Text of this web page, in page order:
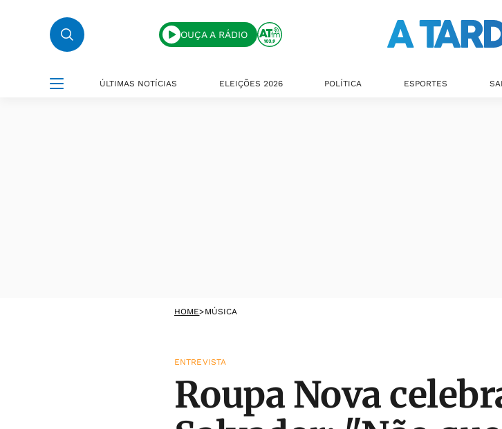
OUÇA A RÁDIO
ÚLTIMAS NOTÍCIAS ELEIÇÕES 2026 POLÍTICA ESPORTES
HOME>MÚSICA
ENTREVISTA
Roupa Nova